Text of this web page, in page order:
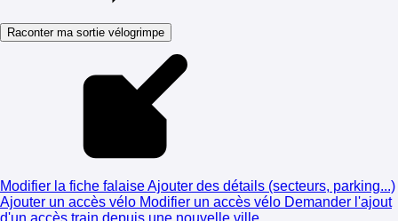
Raconter ma sortie vélogrimpe
Modifier la fiche falaiseAjouter des détails (secteurs, parking...)
Ajouter un accès vélo Modifier un accès vélo Demander l'ajout
d'un accès train depuis une nouvelle ville